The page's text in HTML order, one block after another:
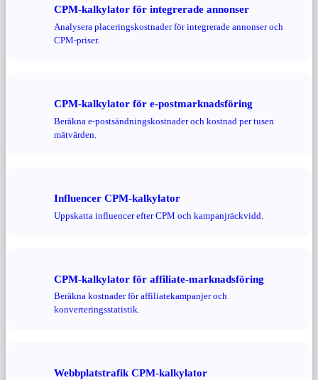
CPM-kalkylator för integrerade annonser
Analysera placeringskostnader för integrerade annonser och
CPM-priser.
CPM-kalkylator för e-postmarknadsföring
Beräkna e-postsändningskostnader och kostnad per tusen
mätvärden.
Influencer CPM-kalkylator
Uppskatta influencer efter CPM och kampanjräckvidd.
CPM-kalkylator för affiliate-marknadsföring
Beräkna kostnader för affiliatekampanjer och
konverteringsstatistik.
Webbplatstrafik CPM-kalkylator